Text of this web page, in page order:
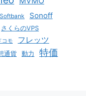
Softbank Sonoff
さくらのVPS
コモ フレッツ
通貨 動力 特価